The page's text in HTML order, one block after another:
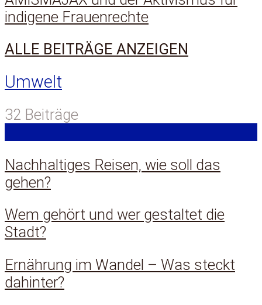
indigene Frauenrechte
ALLE BEITRÄGE ANZEIGEN
Umwelt
32 Beiträge
Nachhaltiges Reisen, wie soll das
gehen?
Wem gehört und wer gestaltet die
Stadt?
Ernährung im Wandel – Was steckt
dahinter?